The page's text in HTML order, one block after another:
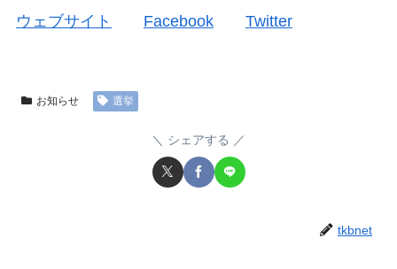
ウェブサイト
Facebook Twitter
お知らせ 選挙
シェアする
tkbnet